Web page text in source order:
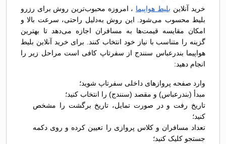
خرید آنلاین بلیط هواپیما ، امروزه محبوب‌ترین روش برای رزرو
بلیط محسوب می‌شود. این روش به‌دلیل راحتی، سرعت بالا و
امکان مقایسه قیمت‌ها به مسافران اجازه می‌دهد تا بهترین
گزینه را متناسب با نیاز خود انتخاب کنند. برای خرید آنلاین بلیط
هواپیما بندرعباس سنندج از سفرتاپ کافی است مراحل زیر را
انجام دهید:
وارد صفحه پروازهای داخلی سفرتاپ شوید؛
مبدأ (بندرعباس) و مقصد (سنندج) را انتخاب کنید؛
تاریخ رفت و در صورت تمایل، تاریخ برگشت را مشخص
کنید؛
تعداد مسافران و کلاس پروازی را تعیین کرده و روی دکمه
جستجو کلیک کنید؛